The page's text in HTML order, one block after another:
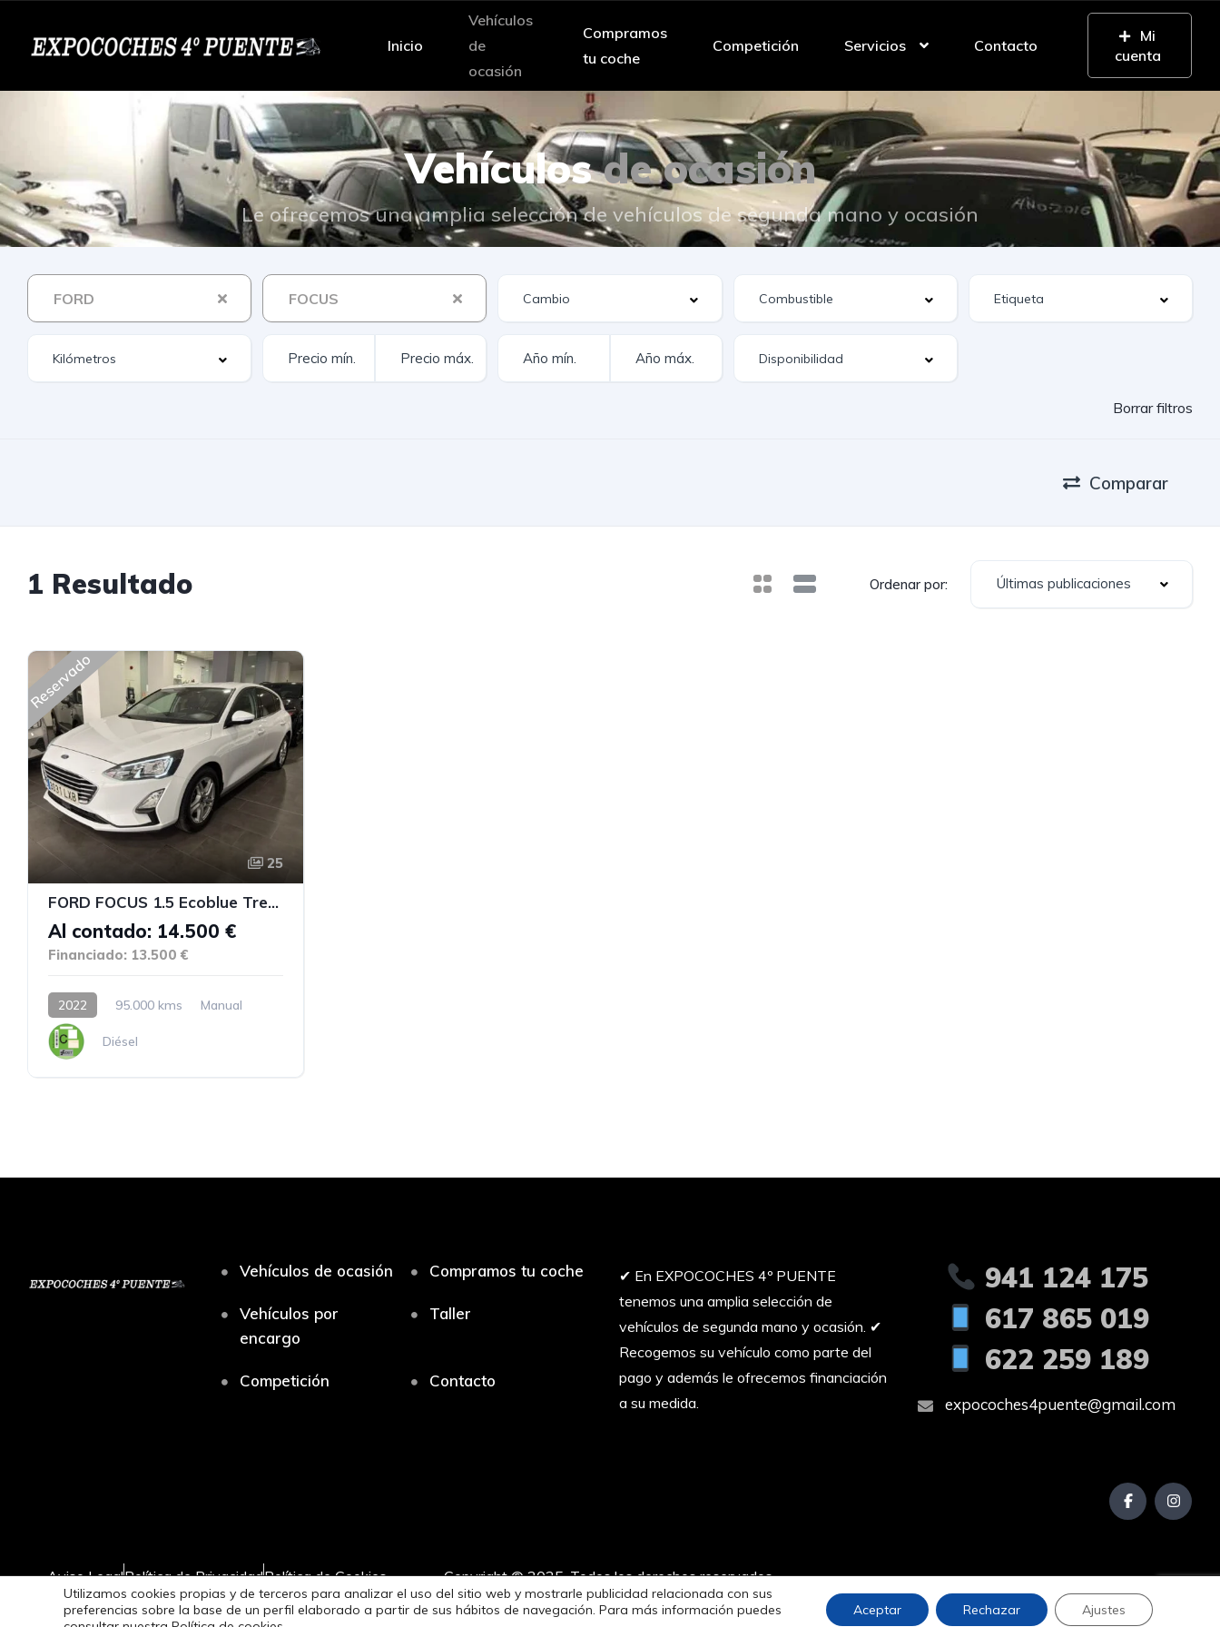
Inicio
Vehículos
de
ocasión
Compramos
tu coche
Competición Servicios Contacto
Mi
cuenta
Vehículosde ocasión
Le ofrecemos una amplia selección de vehículos de segunda mano y ocasión
FORD FOCUS
Borrar filtros
Comparar
1 Resultado Ordenar por: Últimas publicaciones
Reservado
25
FORD FOCUS 1.5 Ecoblue Trend
Al contado: 14.500 €
Financiado: 13.500 €
2022 95.000 kms Manual
Diésel
Vehículos de ocasión Compramos tu coche
Vehículos por
encargo
Taller
Competición Contacto
✔︎ En EXPOCOCHES 4º PUENTE
tenemos una amplia selección de
vehículos de segunda mano y ocasión. ✔︎
Recogemos su vehículo como parte del
pago y además le ofrecemos financiación
a su medida.
941 124 175
617 865 019
622 259 189
expocoches4puente@gmail.com
Aviso LegalPolítica de PrivacidadPolítica de Cookies Copyright © 2025. Todos los derechos reservados.
Utilizamos cookies propias y de terceros para analizar el uso del sitio web y mostrarle publicidad relacionada con sus
preferencias sobre la base de un perfil elaborado a partir de sus hábitos de navegación. Para más información puedes
Aceptar Rechazar Ajustes